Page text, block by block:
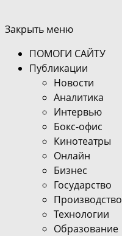
Закрыть меню
ПОМОГИ САЙТУ
Публикации
Новости
Аналитика
Интервью
Бокс-офис
Кинотеатры
Онлайн
Бизнес
Государство
Производство
Технологии
Образование